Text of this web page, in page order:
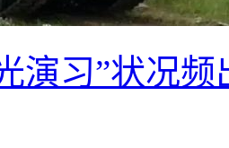
演习”状况